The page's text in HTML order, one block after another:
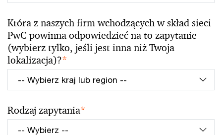
Która z naszych firm wchodzących w skład sieci
PwC powinna odpowiedzieć na to zapytanie
(wybierz tylko, jeśli jest inna niż Twoja
lokalizacja)?*
Rodzaj zapytania*